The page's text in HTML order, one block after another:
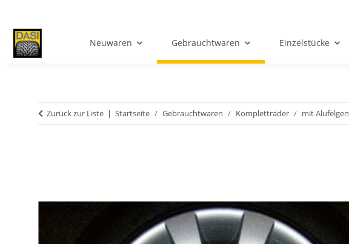
Neuwaren Gebrauchtwaren Einzelstücke
Zurück zur Liste Startseite Gebrauchtwaren Kompletträder mit Alufelgen